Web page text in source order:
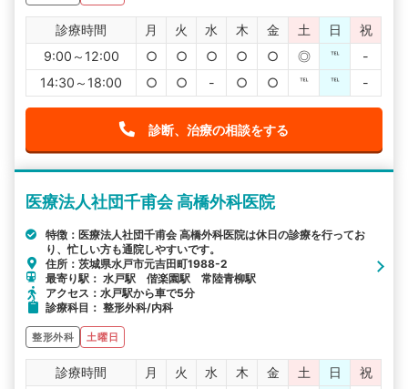
診療時間 月 火 水 木 金 土 日
祝
9:00～12:00
○ ○ ○ ○ ○ ◎ ℡
-
14:30～18:00
○ ○ - ○ ○ ℡ ℡ -
診断、治療の相談をする
医療法人社団千甫会 高橋外科医院
特徴：医療法人社団千甫会 高橋外科医院は休日の診療を行ってお
り、忙しい方も通院しやすいです。
住所：茨城県水戸市元吉田町1988-2
最寄り駅： 水戸駅 偕楽園駅 常陸青柳駅
アクセス：水戸駅から車で5分
診療科目： 整形外科/内科
整形外科 土曜日
診療時間 月 火 水 木 金 土 日
祝